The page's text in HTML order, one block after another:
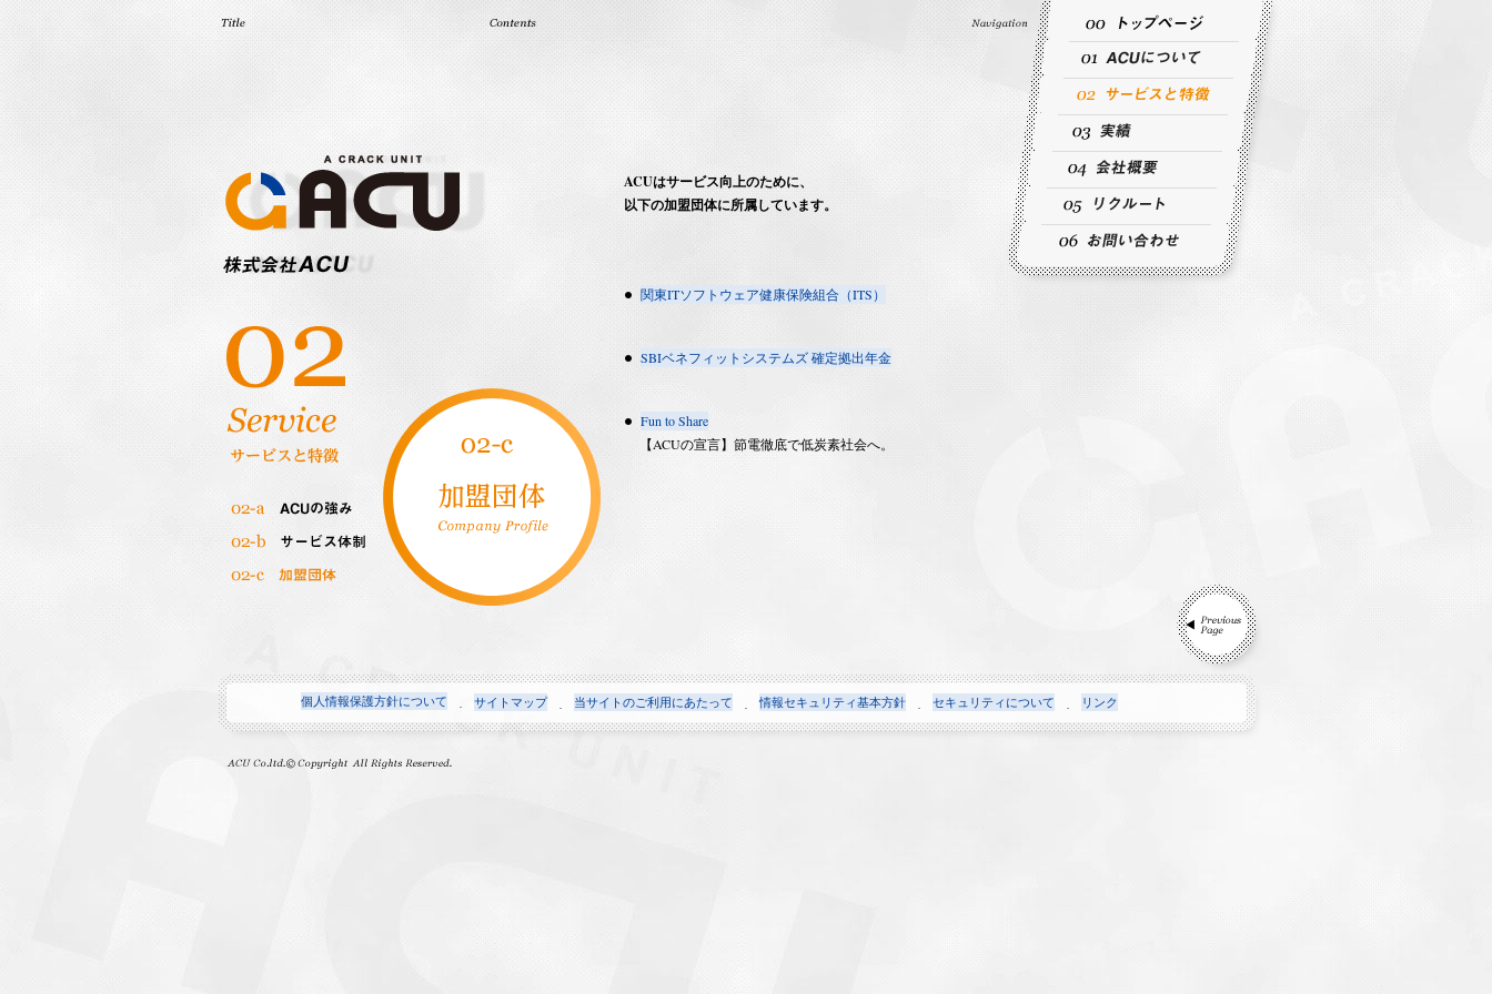
ACUはサービス向上のために、
以下の加盟団体に所属しています。
関東ITソフトウェア健康保険組合（ITS）
SBIベネフィットシステムズ 確定拠出年金
Fun to Share
【ACUの宣言】節電徹底で低炭素社会へ。
個人情報保護方針について サイトマップ 当サイトのご利用にあたって 情報セキュリティ基本方針 セキュリティについて リンク